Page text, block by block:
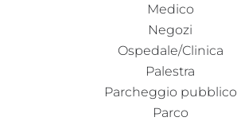
Medico
Negozi
Ospedale/Clinica
Palestra
Parcheggio pubblico
Parco